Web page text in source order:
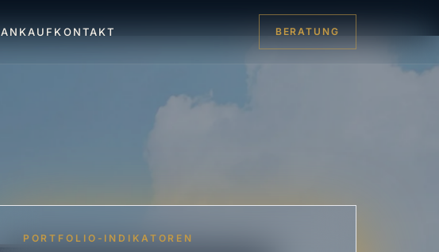
ANKAUF KONTAKT BERATUNG
PORTFOLIO-INDIKATOREN